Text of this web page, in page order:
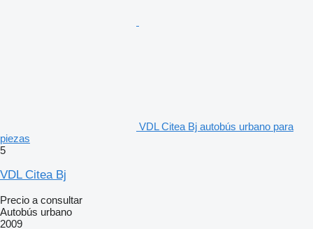
VDL Citea Bj autobús urbano para
piezas
5
VDL Citea Bj
Precio a consultar
Autobús urbano
2009